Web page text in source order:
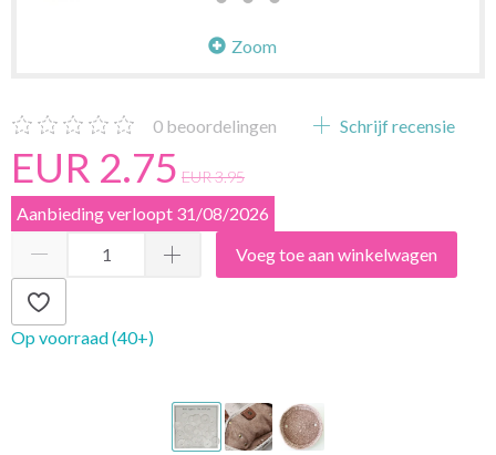
Zoom
0 beoordelingen Schrijf recensie
EUR 2.75 EUR 3.95
Aanbieding verloopt 31/08/2026
Voeg toe aan winkelwagen
Op voorraad (40+)